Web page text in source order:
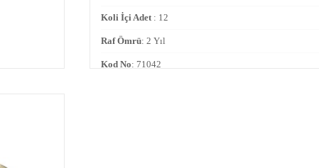
Koli İçi Adet: 12
Raf Ömrü: 2 Yıl
Kod No: 71042